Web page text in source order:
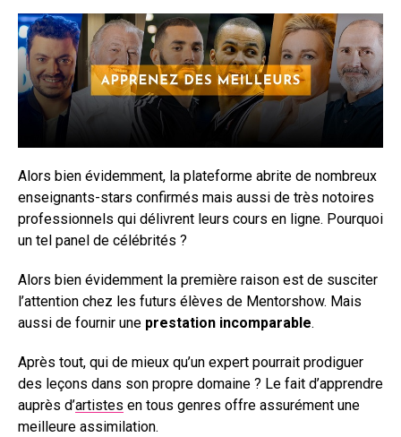
Alors bien évidemment, la plateforme abrite de nombreux
enseignants-stars confirmés mais aussi de très notoires
professionnels qui délivrent leurs cours en ligne. Pourquoi
un tel panel de célébrités ?
Alors bien évidemment la première raison est de susciter
l’attention chez les futurs élèves de Mentorshow. Mais
aussi de fournir une prestation incomparable.
Après tout, qui de mieux qu’un expert pourrait prodiguer
des leçons dans son propre domaine ? Le fait d’apprendre
auprès d’artistes en tous genres offre assurément une
meilleure assimilation.